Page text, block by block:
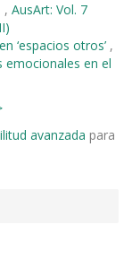
, AusArt: Vol. 7
‘espacios otros’ ,
emocionales en el
avanzada para